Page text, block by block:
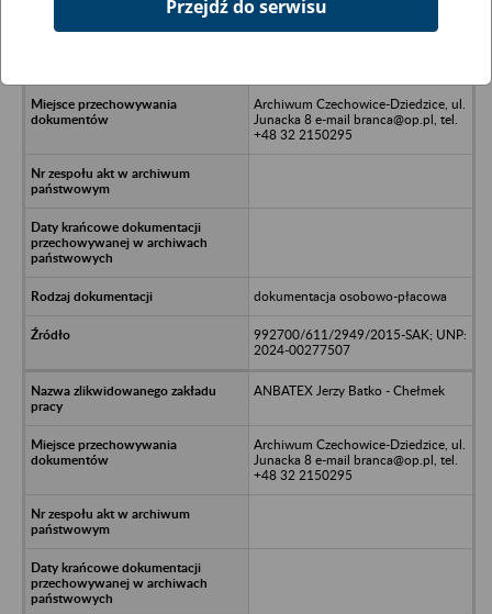
Zakład Instalacji Wodno-
Archiwum Czechowice-Dziedzice, ul.
Junacka 8 e-mail branca@op.pl, tel.
+48 32 2150295
dokumentacja osobowo-płacowa
992700/611/2949/2015-SAK; UNP:
2024-00277507
ANBATEX Jerzy Batko - Chełmek
Archiwum Czechowice-Dziedzice, ul.
Junacka 8 e-mail branca@op.pl, tel.
+48 32 2150295
Przejdź do serwisu